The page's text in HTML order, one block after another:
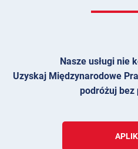
Nasze usługi nie
Uzyskaj Międzynarodowe
podróżuj bez